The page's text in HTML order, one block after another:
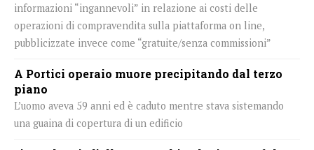
informazioni “ingannevoli” in relazione ai costi delle
operazioni di compravendita sulla piattaforma on line,
pubblicizzate invece come “gratuite/senza commissioni”
A Portici operaio muore precipitando dal terzo
piano
L’uomo aveva 59 anni ed è caduto mentre stava sistemando
una guaina di copertura di un edificio